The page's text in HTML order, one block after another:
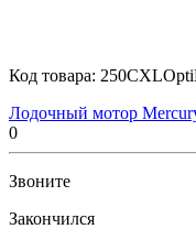
Код товара:
Лодочный мотор
0
Звоните
Закончился